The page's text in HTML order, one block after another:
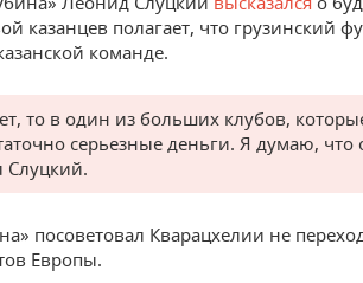
казанцев полагает, что грузинский
команде.
то в один из больших клубов,
серьезные деньги. Я думаю, что
Слуцкий.
посоветовал Кварацхелии не
Европы.